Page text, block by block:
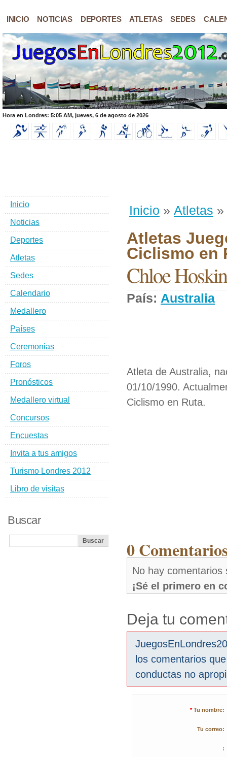
INICIO NOTICIAS DEPORTES ATLETAS SEDES
Hora en Londres: 5:05 AM, jueves, 6 de agosto de 2026
Inicio » Atletas »
Atletas
Ciclismo en
Chloe
País: Australia
Atleta de Australia,
01/10/1990.
Ciclismo en Ruta.
0
No hay comentarios
¡Sé el primero en
Deja tu
los comentarios
conductas no
* Tu nombre:
Tu correo:
:
Inicio
Noticias
Deportes
Atletas
Sedes
Calendario
Medallero
Países
Ceremonias
Foros
Pronósticos
Medallero virtual
Concursos
Encuestas
Invita a tus amigos
Turismo Londres 2012
Libro de visitas
Buscar